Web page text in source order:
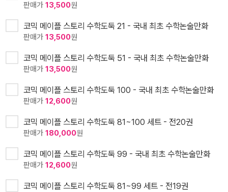
판매가 13,500원
코믹 메이플 스토리 수학도둑 21 - 국내 최초 수학논술만화
판매가 13,500원
코믹 메이플 스토리 수학도둑 51 - 국내 최초 수학논술만화
판매가 13,500원
코믹 메이플 스토리 수학도둑 100 - 국내 최초 수학논술만화
판매가 12,600원
코믹 메이플 스토리 수학도둑 81~100 세트 - 전20권
판매가 180,000원
코믹 메이플 스토리 수학도둑 99 - 국내 최초 수학논술만화
판매가 12,600원
코믹 메이플 스토리 수학도둑 81~99 세트 - 전19권